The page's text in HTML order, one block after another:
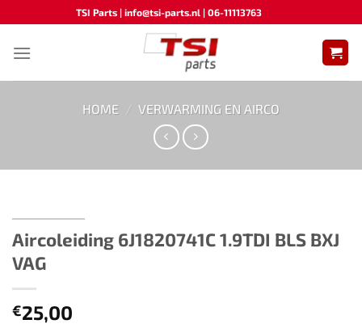
naar
inhoud
TSI Parts | info@tsi-parts.nl | 06-11113763
HOME / VERWARMING EN AIRCO
Aircoleiding 6J1820741C 1.9TDI BLS BXJ
VAG
€25,00